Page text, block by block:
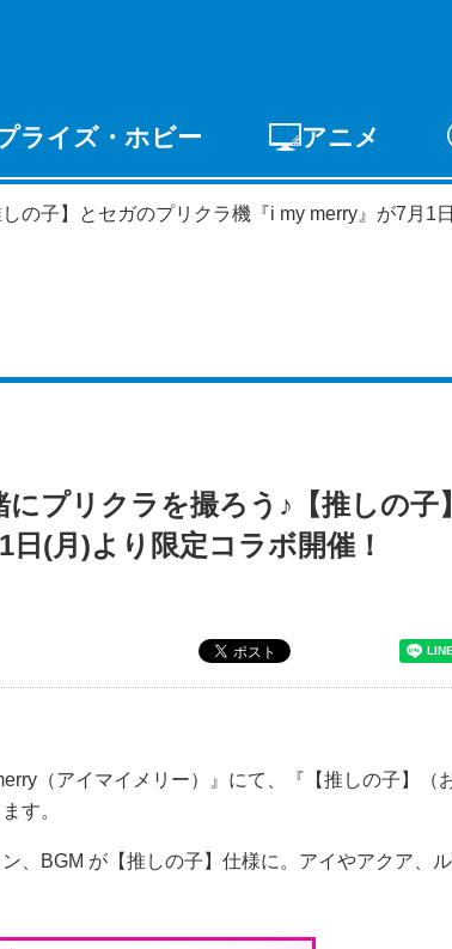
ーム PCゲーム スマホゲーム ア
ライズ・ホビー
イズ トイ S-FIRE セガ ラッキーく
アニメ
しの子】とセガのプリクラ機『i my merry』が7月1
プリクラを撮ろう♪【推しの子
(月)より限定コラボ開催！
（アイマイメリー）』にて、『【推しの子】（
す。
、BGM が【推しの子】仕様に。アイやアクア、